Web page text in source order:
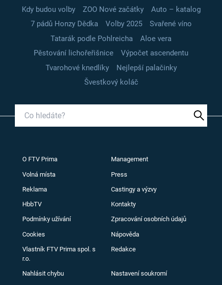
Kdy budou volby
ZOO Nové začátky
Auto – katalog
7 pádů Honzy Dědka
Volby 2025
Svařené víno
Tatarák podle Pohlreicha
Aloe vera
Pěstování lichořeřišnice
Výpočet ascendentu
Tvarohové knedlíky
Nejlepší palačinky
Švestkový koláč
O FTV Prima Management
Volná místa Press
Reklama Castingy a výzvy
HbbTV Kontakty
Podmínky užívání Zpracování osobních údajů
Cookies Nápověda
Vlastník FTV Prima spol. s
r.o.
Redakce
Nahlásit chybu Nastavení soukromí